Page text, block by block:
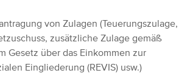
von Zulagen (Teuerungszulage,
zusätzliche Zulage gemäß
Gesetz über das Einkommen zur
Eingliederung (REVIS) usw.)